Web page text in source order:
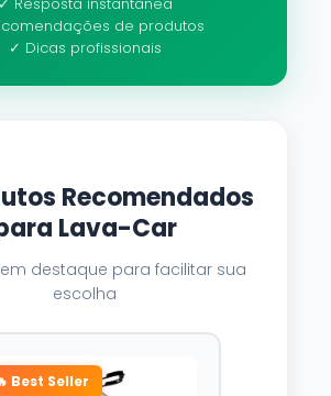
de produtos
✓ Dicas profissionais
Recomendados
Lava-Car
destaque para facilitar sua
escolha
Best Seller